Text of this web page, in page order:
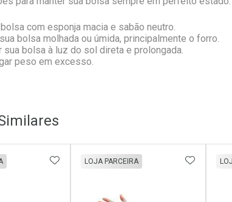
com esponja macia e sabão neutro.
bolsa molhada ou úmida, principalmente o forro.
sua bolsa à luz do sol direta e prolongada.
peso em excesso.
ADICIONAR AOS FAVORITOS
LOJA PARCEIRA